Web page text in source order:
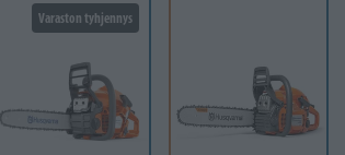
Varaston tyhjennys